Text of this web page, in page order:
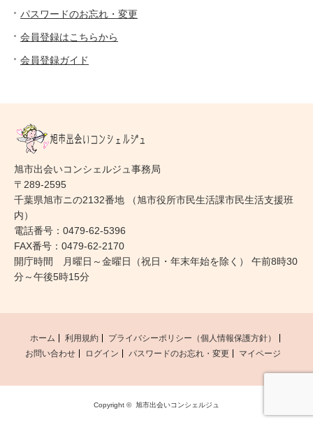
パスワードのお忘れ・変更
会員登録はこちらから
会員登録ガイド
旭市出会いコンシェルジュ事務局
〒289-2595
千葉県旭市ニの2132番地 （旭市役所市民生活課市民生活支援班
内）
電話番号：0479-62-5396
FAX番号：0479-62-2170
開庁時間 月曜日～金曜日（祝日・年末年始を除く） 午前8時30
分～午後5時15分
ホーム 利用規約
プライバシーポリシー（個人情報保護方針）
お問い合わせ
ログイン パスワードのお忘れ・変更 マイページ
Copyright © 旭市出会いコンシェルジュ